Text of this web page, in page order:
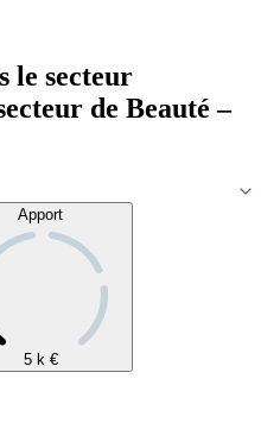
le secteur
de Beauté –
Apport
5 k €